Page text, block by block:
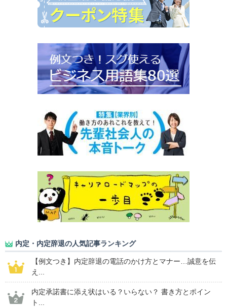
内定・内定辞退の人気記事ランキング
【例文つき】内定辞退の電話のかけ方とマナー…誠意を伝
え...
内定承諾書に添え状はいる？いらない？ 書き方とポイン
ト...